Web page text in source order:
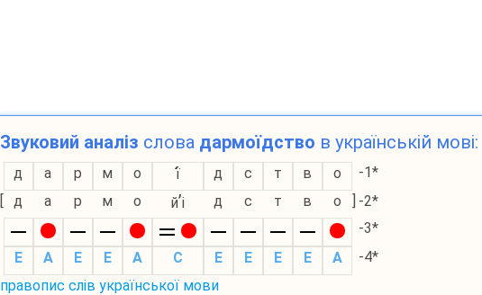
Звуковий аналіз слова дармоїдство в українській мові:
д а р м о ї д с т в о
-1*
[
д а р м о й’і д с т в о ] -2*
-3*
E
A E E A С E E E E A
-4*
правопис слів української мови